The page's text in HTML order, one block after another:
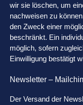
wir sie löschen, um
nachweisen zu
den Zweck einer
beschränkt. Ein
möglich, sofern
Einwilligung bestätigt
Newsletter –
Der Versand der